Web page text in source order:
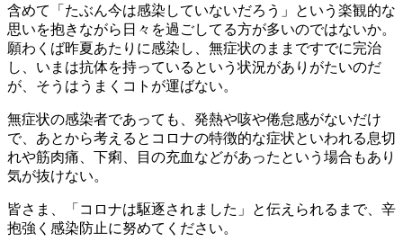
含めて「たぶん今は感染していないだろう」という楽観的な
思いを抱きながら日々を過ごしてる方が多いのではないか。
願わくば昨夏あたりに感染し、無症状のままですでに完治
し、いまは抗体を持っているという状況がありがたいのだ
が、そうはうまくコトが運ばない。
無症状の感染者であっても、発熱や咳や倦怠感がないだけ
で、あとから考えるとコロナの特徴的な症状といわれる息切
れや筋肉痛、下痢、目の充血などがあったという場合もあり
気が抜けない。
皆さま、「コロナは駆逐されました」と伝えられるまで、辛
抱強く感染防止に努めてください。